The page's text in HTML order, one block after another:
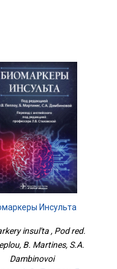
Инсульта
insul'ta , Pod red.
B. Martines, S.A.
Dambinovoi